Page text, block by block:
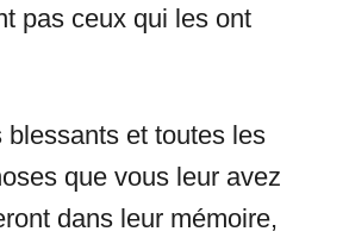
pas ceux qui les ont
blessants et toutes les
que vous leur avez
dans leur mémoire,